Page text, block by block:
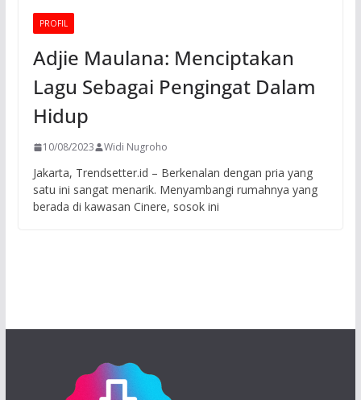
PROFIL
Adjie Maulana: Menciptakan
Lagu Sebagai Pengingat Dalam
Hidup
10/08/2023 Widi Nugroho
Jakarta, Trendsetter.id – Berkenalan dengan pria yang
satu ini sangat menarik. Menyambangi rumahnya yang
berada di kawasan Cinere, sosok ini